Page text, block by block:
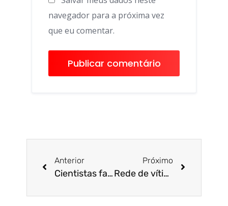
navegador para a próxima vez
que eu comentar.
Anterior
Cientistas fazem descoberta na criação de “hidrogênio verde”
Próximo
Rede de vítimas da violência policial no Rio aciona o Ministério Público